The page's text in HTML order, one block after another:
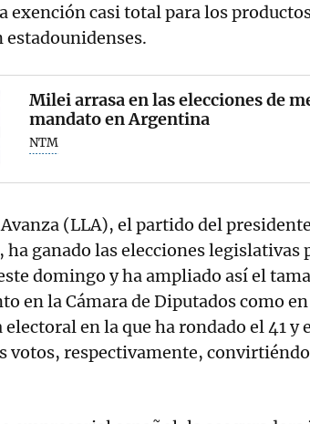
exención casi total para los
Milei arrasa en las elecciones de
mandato en Argentina
NTM
(LLA), el partido del
ha ganado las elecciones legislativas
domingo y ha ampliado así el
en la Cámara de Diputados como
en la que ha rondado el 41 y
votos, respectivamente,